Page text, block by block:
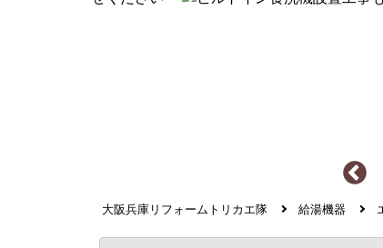
大阪兵庫リフォームトリカエ隊 給湯機器